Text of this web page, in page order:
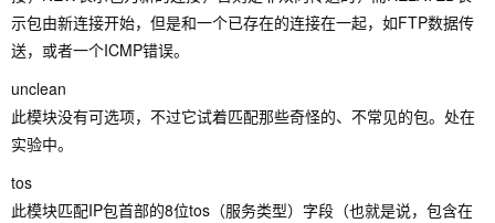
示包由新连接开始，但是和一个已存在的连接在一起，如FTP数据传
送，或者一个ICMP错误。
unclean
此模块没有可选项，不过它试着匹配那些奇怪的、不常见的包。处在
实验中。
tos
此模块匹配IP包首部的8位tos（服务类型）字段（也就是说，包含在